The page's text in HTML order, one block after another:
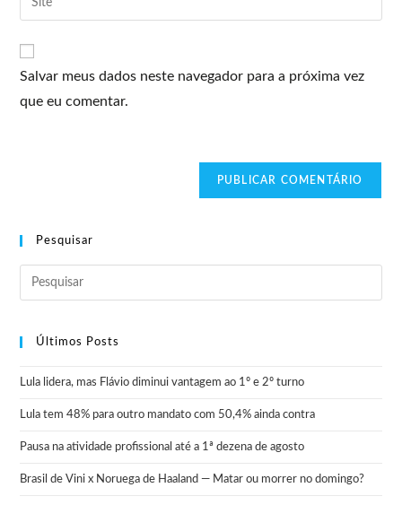
Salvar meus dados neste navegador para a próxima vez
que eu comentar.
Pesquisar
Últimos Posts
Lula lidera, mas Flávio diminui vantagem ao 1º e 2º turno
Lula tem 48% para outro mandato com 50,4% ainda contra
Pausa na atividade profissional até a 1ª dezena de agosto
Brasil de Vini x Noruega de Haaland — Matar ou morrer no domingo?